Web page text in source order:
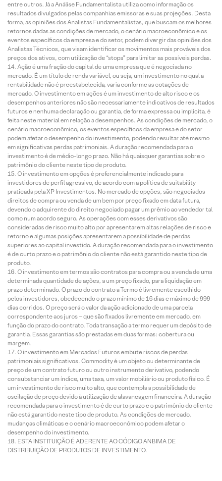
entre outros. Já a Análise Fundamentalista utiliza como informação os
resultados divulgados pelas companhias emissoras e suas projeções. Desta
forma, as opiniões dos Analistas Fundamentalistas, que buscam os melhores
retornos dadas as condições de mercado, o cenário macroeconômico e os
eventos específicos da empresa e do setor, podem divergir das opiniões dos
Analistas Técnicos, que visam identificar os movimentos mais prováveis dos
preços dos ativos, com utilização de “stops” para limitar as possíveis perdas.
Ação é uma fração do capital de uma empresa que é negociada no
mercado. É um título de renda variável, ou seja, um investimento no qual a
rentabilidade não é preestabelecida, varia conforme as cotações de
mercado. O investimento em ações é um investimento de alto risco e os
desempenhos anteriores não são necessariamente indicativos de resultados
futuros e nenhuma declaração ou garantia, de forma expressa ou implícita, é
feita neste material em relação a desempenhos. As condições de mercado, o
cenário macroeconômico, os eventos específicos da empresa e do setor
podem afetar o desempenho do investimento, podendo resultar até mesmo
em significativas perdas patrimoniais. A duração recomendada para o
investimento é de médio-longo prazo. Não há quaisquer garantias sobre o
patrimônio do cliente neste tipo de produto.
O investimento em opções é preferencialmente indicado para
investidores de perfil agressivo, de acordo com a política de suitability
praticada pela XP Investimentos. No mercado de opções, são negociados
direitos de compra ou venda de um bem por preço fixado em data futura,
devendo o adquirente do direito negociado pagar um prêmio ao vendedor tal
como num acordo seguro. As operações com esses derivativos são
consideradas de risco muito alto por apresentarem altas relações de risco e
retorno e algumas posições apresentarem a possibilidade de perdas
superiores ao capital investido. A duração recomendada para o investimento
é de curto prazo e o patrimônio do cliente não está garantido neste tipo de
produto.
O investimento em termos são contratos para compra ou a venda de uma
determinada quantidade de ações, a um preço fixado, para liquidação em
prazo determinado. O prazo do contrato a Termo é livremente escolhido
pelos investidores, obedecendo o prazo mínimo de 16 dias e máximo de 999
dias corridos. O preço será o valor da ação adicionado de uma parcela
correspondente aos juros – que são fixados livremente em mercado, em
função do prazo do contrato. Toda transação a termo requer um depósito de
garantia. Essas garantias são prestadas em duas formas: cobertura ou
margem.
O investimento em Mercados Futuros embute riscos de perdas
patrimoniais significativos. Commodity é um objeto ou determinante de
preço de um contrato futuro ou outro instrumento derivativo, podendo
consubstanciar um índice, uma taxa, um valor mobiliário ou produto físico. É
um investimento de risco muito alto, que contempla a possibilidade de
oscilação de preço devido à utilização de alavancagem financeira. A duração
recomendada para o investimento é de curto prazo e o patrimônio do cliente
não está garantido neste tipo de produto. As condições de mercado,
mudanças climáticas e o cenário macroeconômico podem afetar o
desempenho do investimento.
ESTA INSTITUIÇÃO É ADERENTE AO CÓDIGO ANBIMA DE
DISTRIBUIÇÃO DE PRODUTOS DE INVESTIMENTO.